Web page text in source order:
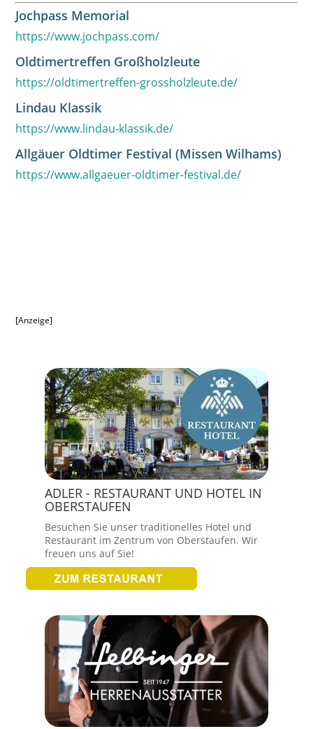
Jochpass Memorial
https://www.jochpass.com/
Oldtimertreffen Großholzleute
https://oldtimertreffen-grossholzleute.de/
Lindau Klassik
https://www.lindau-klassik.de/
Allgäuer Oldtimer Festival (Missen Wilhams)
https://www.allgaeuer-oldtimer-festival.de/
[Anzeige]
ADLER - RESTAURANT UND HOTEL IN
OBERSTAUFEN
Besuchen Sie unser traditionelles Hotel und
Restaurant im Zentrum von Oberstaufen. Wir
freuen uns auf Sie!